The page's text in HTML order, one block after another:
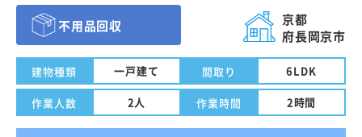
不用品回収
京都
府長岡京市
建物種類 一戸建て 間取り 6LDK
作業人数 2人 作業時間 2時間